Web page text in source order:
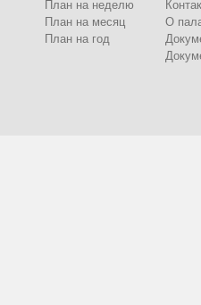
План на неделю
План на месяц
План на год
О